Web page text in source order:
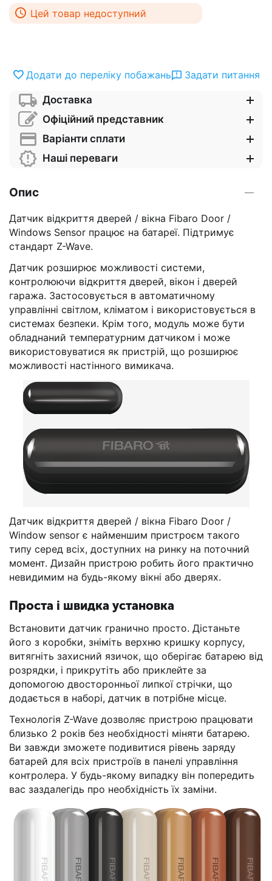
Цей товар недоступний
Додати до переліку побажань Задати питання
Доставка
Офіційний представник
Варіанти сплати
Наші переваги
Опис
Датчик відкриття дверей / вікна Fibaro Door /
Windows Sensor працює на батареї. Підтримує
стандарт Z-Wave.
Датчик розширює можливості системи,
контролюючи відкриття дверей, вікон і дверей
гаража. Застосовується в автоматичному
управлінні світлом, кліматом і використовується в
системах безпеки. Крім того, модуль може бути
обладнаний температурним датчиком і може
використовуватися як пристрій, що розширює
можливості настінного вимикача.
Датчик відкриття дверей / вікна Fibaro Door /
Window sensor є найменшим пристроєм такого
типу серед всіх, доступних на ринку на поточний
момент. Дизайн пристрою робить його практично
невидимим на будь-якому вікні або дверях.
Проста і швидка установка
Встановити датчик гранично просто. Дістаньте
його з коробки, зніміть верхню кришку корпусу,
витягніть захисний язичок, що оберігає батарею від
розрядки, і прикрутіть або приклейте за
допомогою двосторонньої липкої стрічки, що
додається в наборі, датчик в потрібне місце.
Технологія Z-Wave дозволяє пристрою працювати
близько 2 років без необхідності міняти батарею.
Ви завжди зможете подивитися рівень заряду
батарей для всіх пристроїв в панелі управління
контролера. У будь-якому випадку він попередить
вас заздалегідь про необхідність їх заміни.